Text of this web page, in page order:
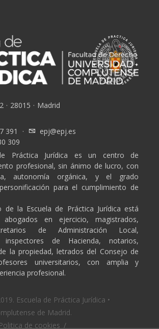
· 28015 · Madrid
391 ·
epj@epj.es
309
Práctica Jurídica es un centro de
profesional, sin ánimo de lucro, con
autonomía orgánica, y el grado
para el cumplimiento de
de la Escuela de Práctica Jurídica está
en ejercicio, magistrados,
de Administración Local,
inspectores de Hacienda, notarios,
la propiedad, letrados del Consejo de
universitarios, con amplia y
profesional.
Escuela de Práctica Jurídica •
de Madrid.
Politica de cookies /